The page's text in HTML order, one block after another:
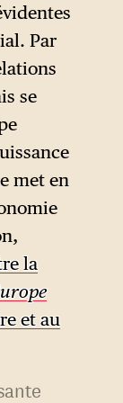
Par
se
met en
la
et au